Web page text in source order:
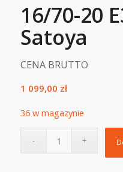
16/70-20
Satoya
CENA BRUTTO
1 099,00 zł
36 w magazynie